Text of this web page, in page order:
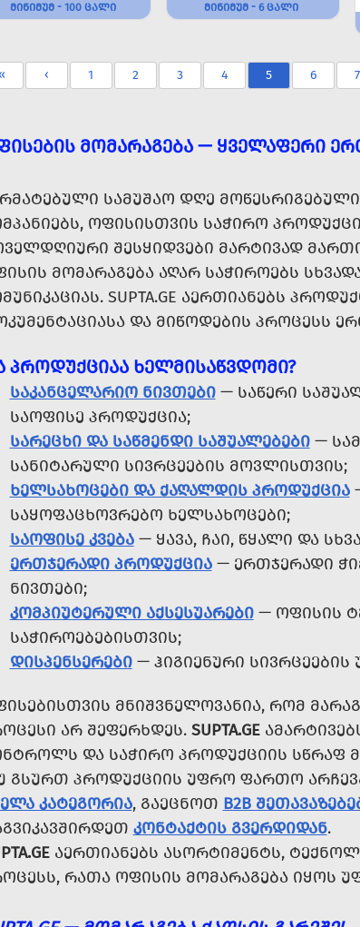
ᲛᲘᲜᲘᲛᲣᲛ - 100 ᲪᲐᲚᲘ ᲛᲘᲜᲘᲛᲣᲛ - 6 ᲪᲐᲚᲘ
‹ 1 2 3 4 5 6 7
ᲛᲝᲛᲐᲠᲐᲒᲔᲑᲐ — ᲧᲕᲔᲚᲐᲤᲔᲠᲘ
ᲡᲐᲛᲣᲨᲐᲝ ᲓᲦᲔ
ᲝᲤᲘᲡᲘᲡᲗᲕᲘᲡ ᲡᲐᲭᲘᲠᲝ
ᲨᲔᲡᲧᲘᲓᲕᲔᲑᲘ ᲛᲐᲠᲢᲘᲕᲐᲓ
ᲛᲝᲛᲐᲠᲐᲒᲔᲑᲐ ᲐᲦᲐᲠ ᲡᲐᲭᲘᲠᲝᲔᲑᲡ
SUPTA.GE ᲐᲔᲠᲗᲘᲐᲜᲔᲑᲡ
ᲓᲐ ᲛᲘᲬᲝᲓᲔᲑᲘᲡ ᲞᲠᲝᲪᲔᲡᲡ
ᲞᲠᲝᲓᲣᲥᲪᲘᲐᲐ ᲮᲔᲚᲛᲘᲡᲐᲬᲕᲓᲝᲛᲘ?
ᲡᲐᲙᲐᲜᲪᲔᲚᲐᲠᲘᲝ ᲜᲘᲕᲗᲔᲑᲘ— ᲡᲐᲬᲔᲠᲘ
ᲡᲐᲝᲤᲘᲡᲔ ᲞᲠᲝᲓᲣᲥᲪᲘᲐ;
ᲡᲐᲠᲔᲪᲮᲘ ᲓᲐ ᲡᲐᲬᲛᲔᲜᲓᲘ ᲡᲐᲨᲣᲐᲚᲔᲑᲔᲑᲘ—
ᲡᲐᲜᲘᲢᲐᲠᲣᲚᲘ ᲡᲘᲕᲠᲪᲔᲔᲑᲘᲡ ᲛᲝᲕᲚᲘᲡᲗᲕᲘᲡ;
ᲮᲔᲚᲡᲐᲮᲝᲪᲔᲑᲘ ᲓᲐ ᲥᲐᲦᲐᲚᲓᲘᲡ ᲞᲠᲝᲓᲣᲥᲪᲘᲐ
ᲡᲐᲧᲝᲤᲐᲪᲮᲝᲕᲠᲔᲑᲝ ᲮᲔᲚᲡᲐᲮᲝᲪᲔᲑᲘ;
ᲡᲐᲝᲤᲘᲡᲔ ᲙᲕᲔᲑᲐ— ᲧᲐᲕᲐ, ᲩᲐᲘ, ᲬᲧᲐᲚᲘ ᲓᲐ
ᲔᲠᲗᲯᲔᲠᲐᲓᲘ ᲞᲠᲝᲓᲣᲥᲪᲘᲐ— ᲔᲠᲗᲯᲔᲠᲐᲓᲘ
ᲜᲘᲕᲗᲔᲑᲘ;
ᲙᲝᲛᲞᲘᲣᲢᲔᲠᲣᲚᲘ ᲐᲥᲡᲔᲡᲣᲐᲠᲔᲑᲘ— ᲝᲤᲘᲡᲘᲡ
ᲡᲐᲭᲘᲠᲝᲔᲑᲔᲑᲘᲡᲗᲕᲘᲡ;
ᲓᲘᲡᲞᲔᲜᲡᲔᲠᲔᲑᲘ— ᲰᲘᲒᲘᲔᲜᲣᲠᲘ
ᲛᲜᲘᲨᲕᲜᲔᲚᲝᲕᲐᲜᲘᲐ, ᲠᲝᲛ
ᲐᲠ ᲨᲔᲤᲔᲠᲮᲓᲔᲡ. SUPTA.GE
ᲓᲐ ᲡᲐᲭᲘᲠᲝ ᲞᲠᲝᲓᲣᲥᲪᲘᲘᲡ ᲡᲬᲠᲐᲤ
ᲒᲡᲣᲠᲗ ᲞᲠᲝᲓᲣᲥᲪᲘᲘᲡ ᲣᲤᲠᲝ ᲤᲐᲠᲗᲝ
ᲙᲐᲢᲔᲒᲝᲠᲘᲐ, ᲒᲐᲔᲪᲜᲝᲗ B2B
ᲙᲝᲜᲢᲐᲥᲢᲘᲡ ᲒᲕᲔᲠᲓᲘᲓᲐᲜ.
ᲐᲔᲠᲗᲘᲐᲜᲔᲑᲡ ᲐᲡᲝᲠᲢᲘᲛᲔᲜᲢᲡ,
ᲠᲐᲗᲐ ᲝᲤᲘᲡᲘᲡ ᲛᲝᲛᲐᲠᲐᲒᲔᲑᲐ ᲘᲧᲝᲡ